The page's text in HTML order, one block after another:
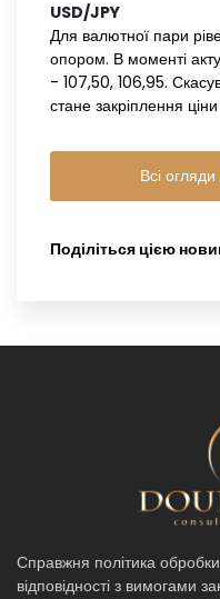
USD/JPY‌ ‌
Для валютної пари
опором. В моменті
- 107,50, 106,95.
стане закріплення
Всі
Поділіться цією
Справжня політика
відповідності з вимогами